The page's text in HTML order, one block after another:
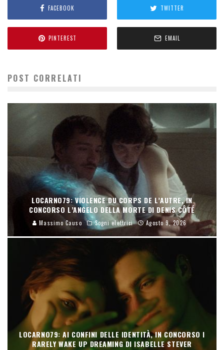
FACEBOOK TWITTER
PINTEREST EMAIL
POST CORRELATI
LOCARNO79: VIOLENCE DU CORPS DE L’AUTRE, IN
CONCORSO L’ANGELO DELLA MORTE DI DENIS CÔTÉ
Massimo Causo Sogni elettrici Agosto 9, 2026
LOCARNO79: AI CONFINI DELLE IDENTITÀ, IN CONCORSO I
RARELY WAKE UP DREAMING DI ISABELLE STEVER